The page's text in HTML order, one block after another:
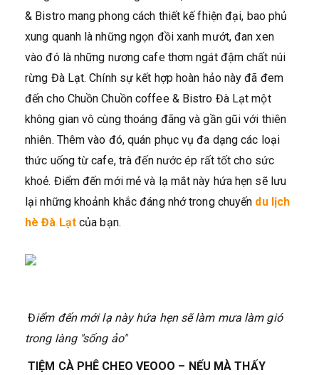
& Bistro mang phong cách thiết kế fhiện đại, bao phủ
xung quanh là những ngọn đồi xanh mướt, đan xen
vào đó là những nương cafe thơm ngát đậm chất núi
rừng Đà Lạt. Chính sự kết hợp hoàn hảo này đã đem
đến cho Chuồn Chuồn coffee & Bistro Đà Lạt một
không gian vô cùng thoáng đãng và gần gũi với thiên
nhiên. Thêm vào đó, quán phục vụ đa dạng các loại
thức uống từ cafe, trà đến nước ép rất tốt cho sức
khoẻ. Điểm đến mới mẻ và lạ mắt này hứa hẹn sẽ lưu
lại những khoảnh khắc đáng nhớ trong chuyến du lịch
hè Đà Lạt của bạn.
Điểm đến mới lạ này hứa hẹn sẽ làm mưa làm gió
trong làng "sống ảo"
TIỆM CÀ PHÊ CHEO VEOOO – NẾU MÀ THẤY